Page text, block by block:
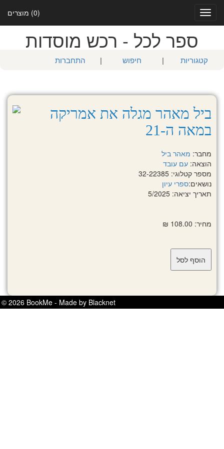
(0) מוצרים
Toggle
navigation
ספר לכל - רכש מוסדות
קטגוריות | חיפוש | התחברות
ביל מאהר מגלה את אמריקה
במאה ה-21
מחבר: מאהר ביל
הוצאה: עם עובד
מספר קטלוגי: 32-22385
נושאים:ספרי עיון
תאריך יציאה: 5/2025
מחיר: 108.00 ₪
© 2026 BookMe - Made by Blacknet